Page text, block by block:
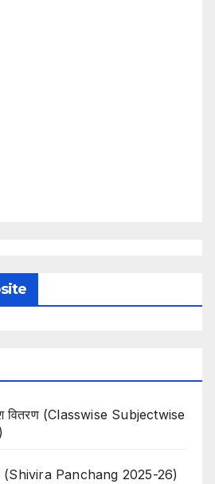
वितरण (Classwise Subjectwise
(Shivira Panchang 2025-26)